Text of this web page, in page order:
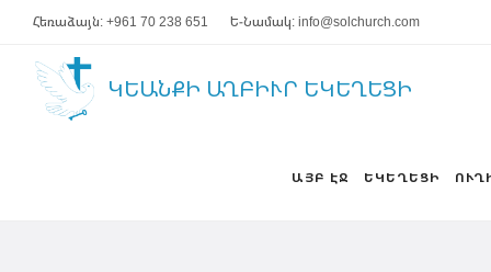
Հեռաձայն: +961 70 238 651 Ե-Նամակ: info@solchurch.com
ԿԵԱՆՔԻ ԱՂԲԻՒՐ ԵԿԵՂԵՑԻ
ԱՅԲ ԷՋ ԵԿԵՂԵՑԻ